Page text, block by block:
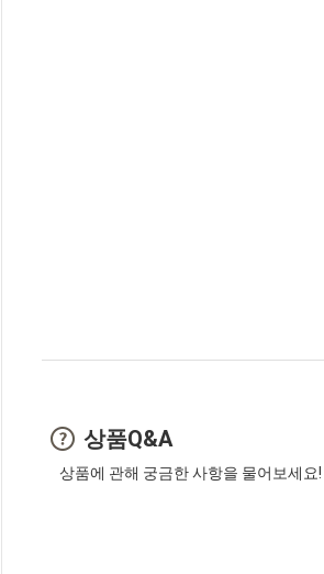
상품Q&A
상품에 관해 궁금한 사항을 물어보세요!